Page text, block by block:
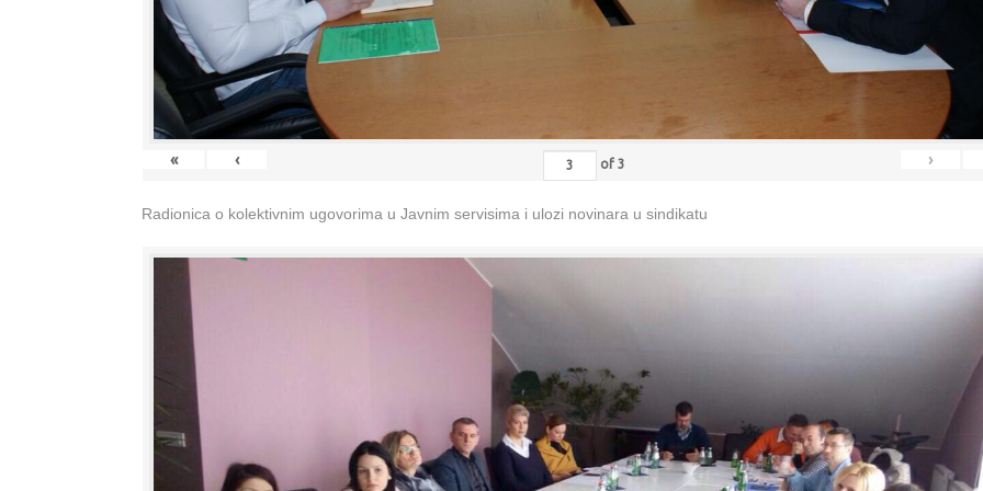
« ‹ of 3 ›
Radionica o kolektivnim ugovorima u Javnim servisima i ulozi novinara u sindikatu